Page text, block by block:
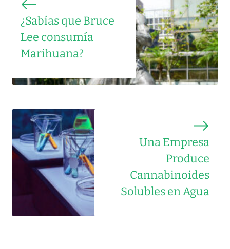
¿Sabías que Bruce
Lee consumía
Marihuana?
Una Empresa
Produce
Cannabinoides
Solubles en Agua